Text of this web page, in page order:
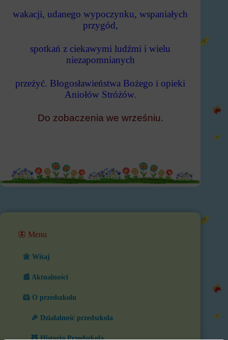
wakacji, udanego wypoczynku, wspaniałych
przygód,
spotkań z ciekawymi ludźmi i wielu
niezapomnianych
przeżyć. Błogosławieństwa Bożego i opieki
Aniołów Stróżów.
Do zobaczenia we wrześniu.
🦋 Menu
🌼 Witaj
📰 Aktualności
🐹 O przedszkolu
🎉 Działalność przedszkola
🧸 Historia Przedszkola